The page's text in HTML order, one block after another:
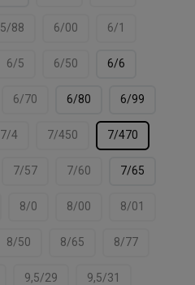
5/88 6/00 6/1
6/5 6/50 6/6
6/70 6/80 6/99
7/4 7/450 7/470
7/57 7/60 7/65
8/0 8/00 8/01
8/50 8/65 8/77
9,5/29 9,5/31